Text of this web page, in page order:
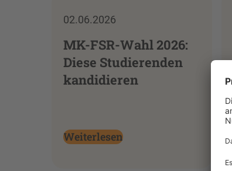
02.06.2026
MK-FSR-Wahl 2026:
Diese Studierenden
kandidieren
Weiterlesen